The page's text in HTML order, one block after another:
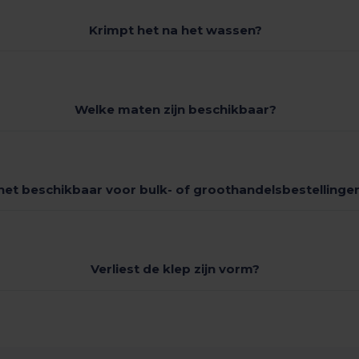
Krimpt het na het wassen?
Welke maten zijn beschikbaar?
beschikbaar voor bulk- of
Verliest de klep zijn vorm?